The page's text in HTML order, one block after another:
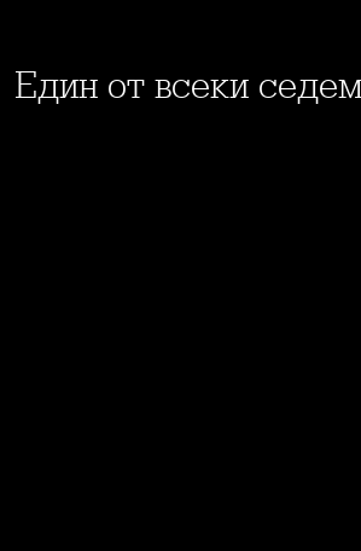
Един от всеки